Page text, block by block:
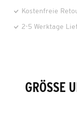
Kostenfreie
2-5 Werktage
GRÖSSE